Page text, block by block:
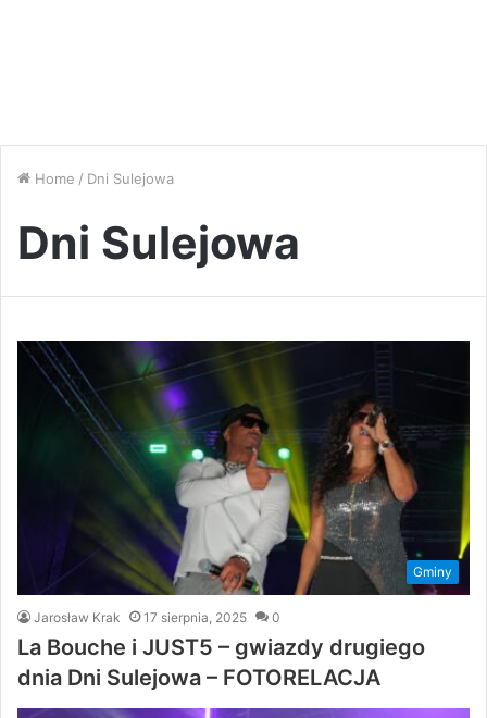
Home / Dni Sulejowa
Dni Sulejowa
Gminy
Jarosław Krak 17 sierpnia, 2025 0
La Bouche i JUST5 – gwiazdy drugiego
dnia Dni Sulejowa – FOTORELACJA